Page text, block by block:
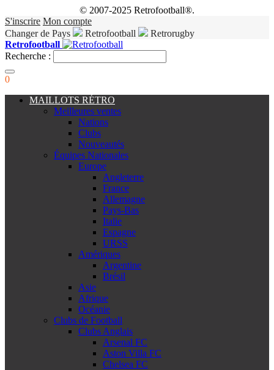
© 2007-2025 Retrofootball®.
S'inscrire Mon compte
Changer de Pays
Retrofootball
Retrorugby
Retrofootball
Recherche :
0
MAILLOTS RÉTRO
Meilleures ventes
Nations
Clubs
Nouveautés
Équipes Nationales
Europe
Angleterre
France
Allemagne
Pays-Bas
Italie
Espagne
URSS
Amériques
Argentine
Brésil
Asie
Afrique
Océanie
Clubs de Football
Clubs Anglais
Arsenal FC
Aston Villa FC
Chelsea FC